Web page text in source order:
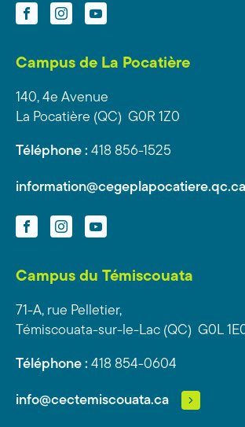
FacebookInstagramYouTube
Campus de La Pocatière
140, 4e Avenue
La Pocatière (QC) G0R 1Z0
Téléphone : 418 856-1525
information@cegeplapocatiere.qc.ca
FacebookInstagramYouTube
Campus du Témiscouata
71-A, rue Pelletier,
Témiscouata-sur-le-Lac (QC) G0L
Téléphone : 418 854-0604
info@cectemiscouata.ca